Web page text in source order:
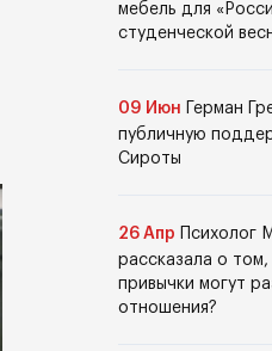
мебель для
студенческой
09 Июн
Герман
публичную
Сироты
26 Апр
Психолог
рассказала о
привычки могут
отношения?